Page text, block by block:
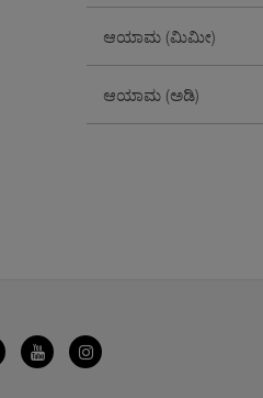
ಆಯಾಮ (ಮಿಮೀ)
ಆಯಾಮ (ಅಡಿ)